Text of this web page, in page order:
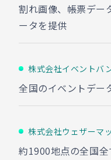
割れ画像、帳票デー
ータを提供
株式会社イベントバ
全国のイベントデー
株式会社ウェザーマ
約1900地点の全国